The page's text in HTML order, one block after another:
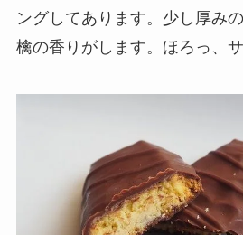
ングしてあります。少し厚み
檎の香りがします。ほろっ、